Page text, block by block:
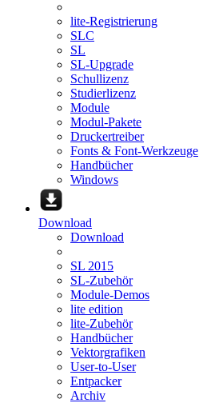
lite-Registrierung
SLC
SL
SL-Upgrade
Schullizenz
Studierlizenz
Module
Modul-Pakete
Druckertreiber
Fonts & Font-Werkzeuge
Handbücher
Windows
Download
Download
SL 2015
SL-Zubehör
Module-Demos
lite edition
lite-Zubehör
Handbücher
Vektorgrafiken
User-to-User
Entpacker
Archiv